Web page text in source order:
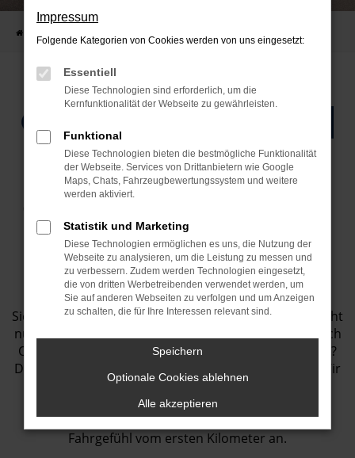
Gebrauchtwagen Hyundai
kaufen beim Autohaus
Bunk – Qualität, die Sie
jeden Tag spüren
Sie suchen einenHyundai Gebrauchtwagen,
der nicht
nur durch seinen günstigen Preis, sondern auch durch
Qualität, Sicherheit und moderne Technik überzeugt?
Dann sind Sie beim
genau richtig. Wir
bieten Ihnen eine attraktive Auswahl an
Gebrauchtfahrzeugen, die sorgfältig geprüft und
professionell aufbereitet wurden – für ein sicheres
Fahrgefühl vom ersten Kilometer an.
Impressum
Folgende Kategorien von Cookies werden von uns eingesetzt:
Essentiell
Diese Technologien sind erforderlich, um die
Kernfunktionalität der Webseite zu gewährleisten.
Funktional
Diese Technologien bieten die bestmögliche Funktionalität
der Webseite. Services von Drittanbietern wie Google
Maps, Chats, Fahrzeugbewertungssystem und weitere
werden aktiviert.
Statistik und Marketing
Diese Technologien ermöglichen es uns, die Nutzung der
Webseite zu analysieren, um die Leistung zu messen und
zu verbessern. Zudem werden Technologien eingesetzt,
die von dritten Werbetreibenden verwendet werden, um
Sie auf anderen Webseiten zu verfolgen und um Anzeigen
zu schalten, die für Ihre Interessen relevant sind.
Speichern
Optionale Cookies ablehnen
Alle akzeptieren